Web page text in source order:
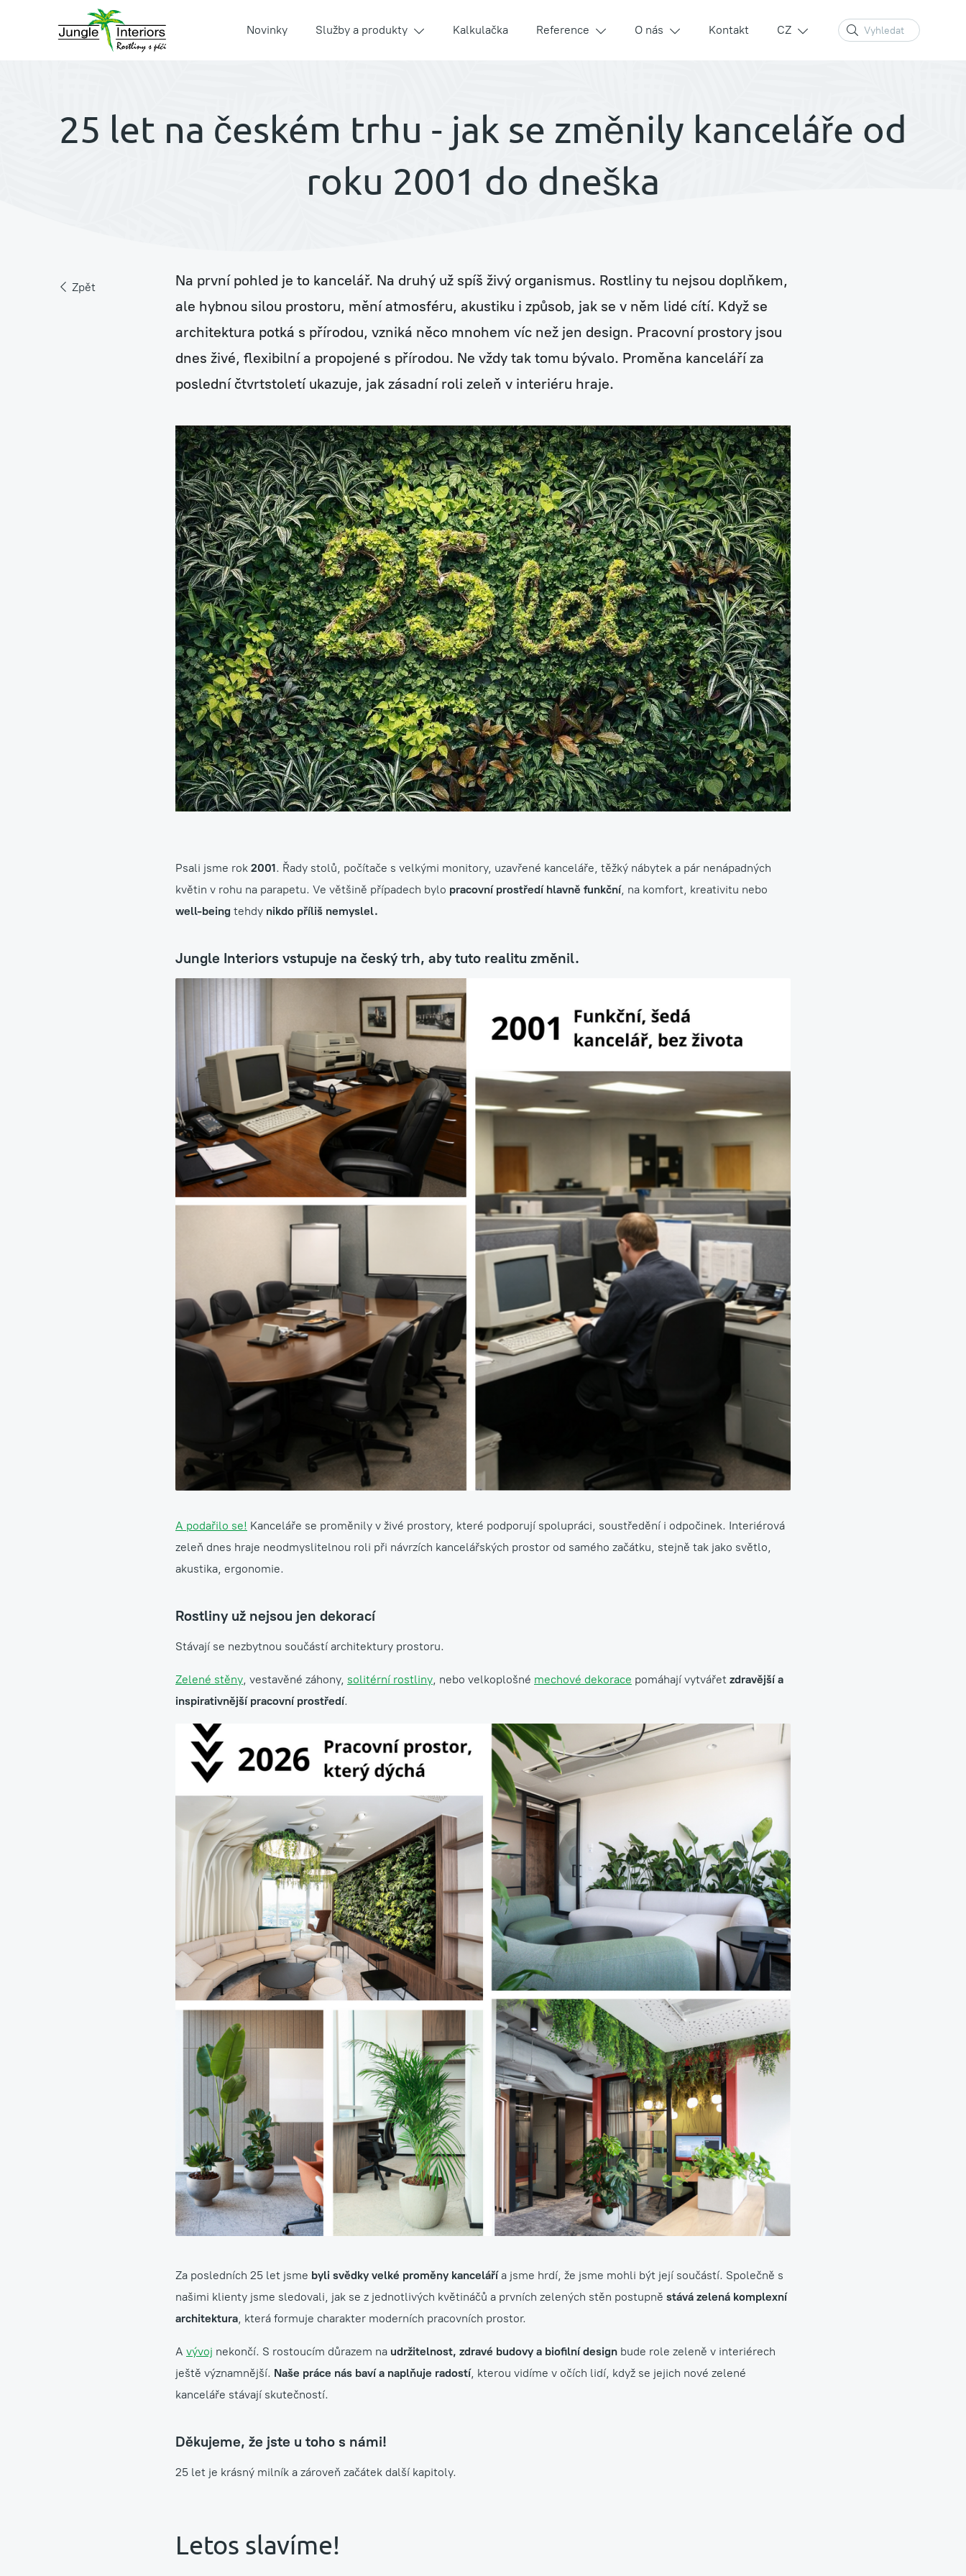
Novinky Služby a produkty
Pronájem rostlin s péčí Zelené stěny a sloupy
Zelené fasády
Mechové stěny a obrazy Jednorázový pronájem na eventy
Revitalizace stávajících rostlin Návrhy, realizace a údržba teras
Návrhy, realizace a údržba exteriérů Aranžmá, floristika, dekorace
Kalkulačka Reference O nás Kontakt CZ
25 let na českém trhu - jak se změnily kanceláře od
roku 2001 do dneška
Zpět
Na první pohled je to kancelář. Na druhý už spíš živý organismus. Rostliny tu nejsou doplňkem,
ale hybnou silou prostoru, mění atmosféru, akustiku i způsob, jak se v něm lidé cítí. Když se
architektura potká s přírodou, vzniká něco mnohem víc než jen design. Pracovní prostory jsou
dnes živé, flexibilní a propojené s přírodou. Ne vždy tak tomu bývalo. Proměna kanceláří za
poslední čtvrtstoletí ukazuje, jak zásadní roli zeleň v interiéru hraje.
Psali jsme rok 2001. Řady stolů, počítače s velkými monitory, uzavřené kanceláře, těžký nábytek a pár nenápadných
květin v rohu na parapetu. Ve většině případech bylo pracovní prostředí hlavně funkční, na komfort, kreativitu nebo
well-being tehdy nikdo příliš nemyslel.
Jungle Interiors vstupuje na český trh, aby tuto realitu změnil.
A podařilo se! Kanceláře se proměnily v živé prostory, které podporují spolupráci, soustředění i odpočinek. Interiérová
zeleň dnes hraje neodmyslitelnou roli při návrzích kancelářských prostor od samého začátku, stejně tak jako světlo,
akustika, ergonomie.
Rostliny už nejsou jen dekorací
Stávají se nezbytnou součástí architektury prostoru.
Zelené stěny, vestavěné záhony, solitérní rostliny, nebo velkoplošné mechové dekorace pomáhají vytvářet zdravější a
inspirativnější pracovní prostředí.
Za posledních 25 let jsme byli svědky velké proměny kancelářía jsme hrdí, že jsme mohli být její součástí. Společně s
našimi klienty jsme sledovali, jak se z jednotlivých květináčů a prvních zelených stěn postupně stává zelená komplexní
architektura, která formuje charakter moderních pracovních prostor.
A vývoj nekončí. S rostoucím důrazem na udržitelnost, zdravé budovy a biofilní design bude role zeleně v interiérech
ještě významnější. Naše práce nás baví a naplňuje radostí, kterou vidíme v očích lidí, když se jejich nové zelené
kanceláře stávají skutečností.
Děkujeme, že jste u toho s námi!
25 let je krásný milník a zároveň začátek další kapitoly.
Letos slavíme!